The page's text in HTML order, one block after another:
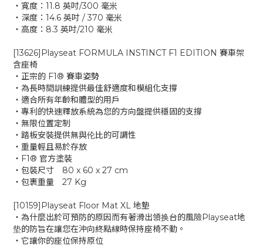
‧寬度：11.8 英吋/300 毫米
‧深度：14.6 英吋 / 370 毫米
‧高度：8.3 英吋/210 毫米
[13626]Playseat FORMULA INSTINCT F1 EDITION 賽車架
含座椅
‧正宗的 F1® 賽車姿勢
‧為長時間訓練提供最佳舒適度和模組化支撐
‧適合所有年齡和體型的用戶
‧專利的快速釋放系統為您的方向盤提供穩固的支撐
‧無限位置定制
‧踏板安裝提供無與伦比的可調性
‧重量輕且易於存放
‧F1® 官方塗裝
‧包裝尺寸 80 x 60 x 27 cm
‧包裹重量 27 Kg
[10159]Playseat Floor Mat XL 地墊
‧為什麼出於可預防的原因而有著滑出領换台的風險Playseat地
垫的防旨在讓您在沖向終點線時保持座椅不動。
‧它讓你的座位保持原位